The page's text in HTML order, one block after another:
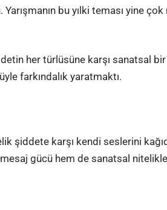
bu yılki teması yine çok
her türlüsüne karşı sanatsal
farkındalık yaratmaktı.
şiddete karşı kendi seslerini
gücü hem de sanatsal